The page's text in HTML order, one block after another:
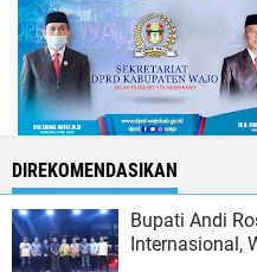
DIREKOMENDASIKAN
Bupati Andi
Internasional,